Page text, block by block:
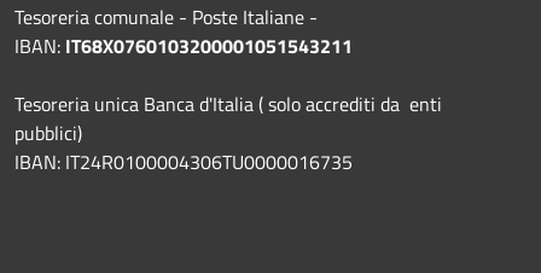
Tesoreria comunale - Poste Italiane -
IBAN: IT68X0760103200001051543211
Tesoreria unica Banca d'Italia ( solo accrediti da enti
pubblici)
IBAN: IT24R0100004306TU0000016735